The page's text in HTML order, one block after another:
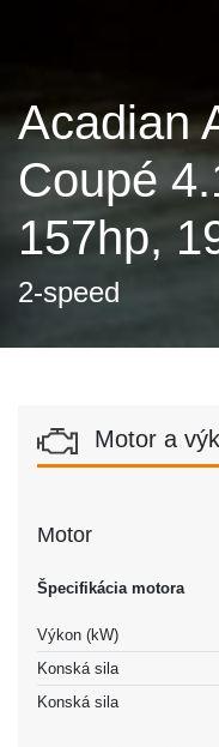
Acadian
Coupé
157hp,
2-speed
Motor a
Motor
Špecifikácia motora
Výkon (kW)
Konská sila
Konská sila